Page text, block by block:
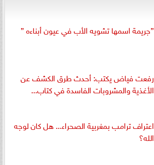
”جريمة اسمها تشويه الأب في عيون أبناءه ”
رفعت فياض يكتب: أحدث طرق الكشف عن
الأغذية والمشروبات الفاسدة في كتاب...
اعتراف ترامب بمغربية الصحراء... هل كان لوجه
الله؟